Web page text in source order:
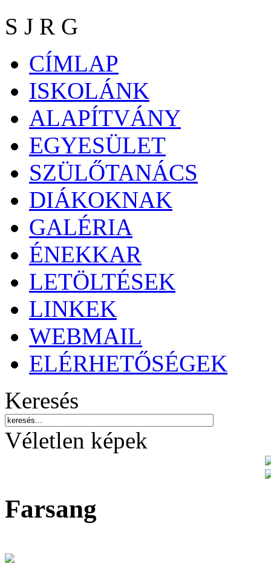
S J R G
CÍMLAP
ISKOLÁNK
ALAPÍTVÁNY
EGYESÜLET
SZÜLŐTANÁCS
DIÁKOKNAK
GALÉRIA
ÉNEKKAR
LETÖLTÉSEK
LINKEK
WEBMAIL
ELÉRHETŐSÉGEK
Keresés
Véletlen képek
Farsang